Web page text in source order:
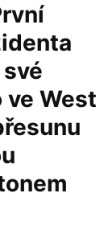
West